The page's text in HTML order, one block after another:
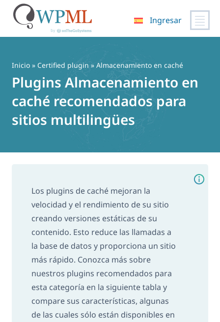
contenido
Ingresar
Inicio » Certified plugin » Almacenamiento en caché
Plugins Almacenamiento en
caché recomendados para
sitios multilingües
Los plugins de caché mejoran la
velocidad y el rendimiento de su sitio
creando versiones estáticas de su
contenido. Esto reduce las llamadas a
la base de datos y proporciona un sitio
más rápido. Conozca más sobre
nuestros plugins recomendados para
esta categoría en la siguiente tabla y
compare sus características, algunas
de las cuales sólo están disponibles en